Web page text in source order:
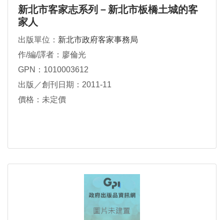
新北市客家志系列－新北市板橋土城的客
家人
出版單位： 新北市政府客家事務局
作/編/譯者：廖倫光
GPN：1010003612
出版／創刊日期：2011-11
價格：未定價